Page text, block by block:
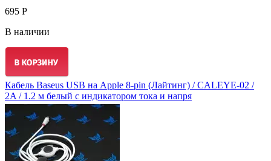
695 Р
В наличии
Кабель Baseus USB на Apple 8-pin (Лайтинг) / CALEYE-02 /
2A / 1.2 м белый с индикатором тока и напря